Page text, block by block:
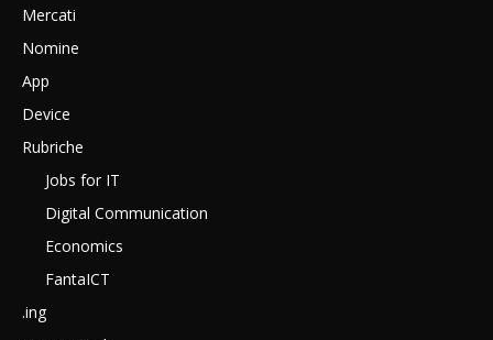
Mercati
Nomine
App
Device
Rubriche
Jobs for IT
Digital Communication
Economics
FantaICT
.ing